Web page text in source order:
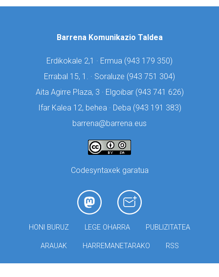
Barrena Komunikazio Taldea
Erdikokale 2,1 · Ermua (943 179 350)
Errabal 15, 1. · Soraluze (943 751 304)
Aita Agirre Plaza, 3 · Elgoibar (943 741 626)
Ifar Kalea 12, behea · Deba (943 191 383)
barrena@barrena.eus
Codesyntaxek garatua
HONI BURUZ LEGE OHARRA PUBLIZITATEA
ARAUAK HARREMANETARAKO RSS